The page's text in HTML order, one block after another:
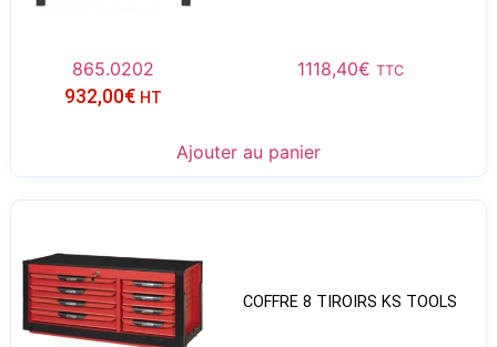
865.0202 1118,40€ TTC
932,00€ HT
Ajouter au panier
COFFRE 8 TIROIRS KS TOOLS